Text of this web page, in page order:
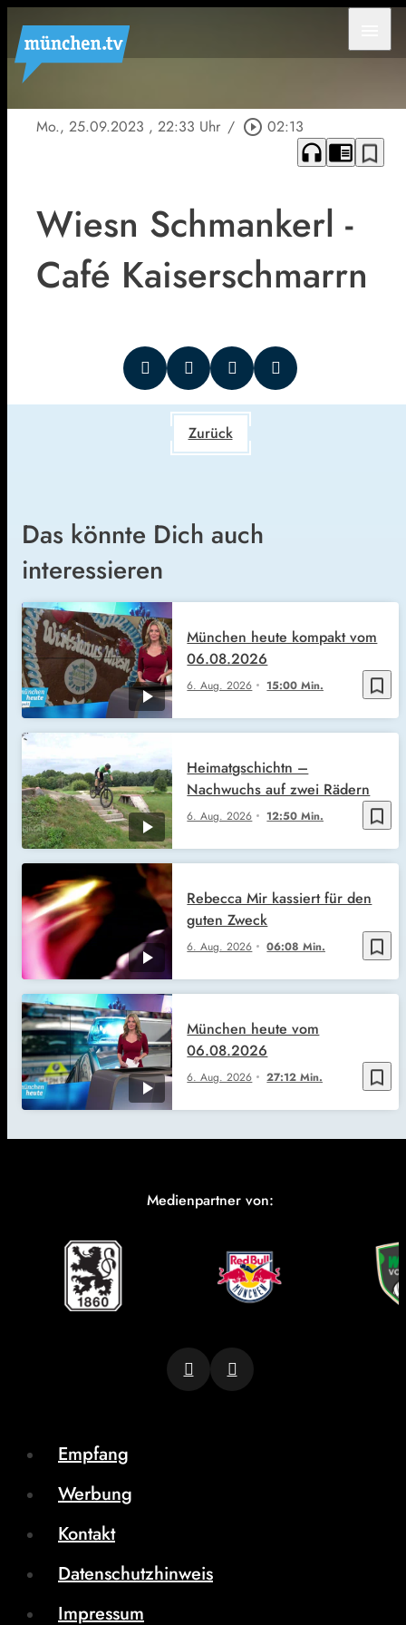
Mo., 25.09.2023 , 22:33 Uhr / play_circle_outline 02:13
headphones chrome_reader_mode bookmark_border
Wiesn Schmankerl -
Café Kaiserschmarrn
Zurück
Das könnte Dich auch
interessieren
bookmark_border
6. Aug. 2026 15:00 Min.
München heute kompakt vom
06.08.2026
bookmark_border
6. Aug. 2026 12:50 Min.
Heimatgschichtn –
Nachwuchs auf zwei Rädern
bookmark_border
6. Aug. 2026 06:08 Min.
Rebecca Mir kassiert für den
guten Zweck
bookmark_border
6. Aug. 2026 27:12 Min.
München heute vom
06.08.2026
Medienpartner von:
Empfang
Werbung
Kontakt
Datenschutzhinweis
Impressum